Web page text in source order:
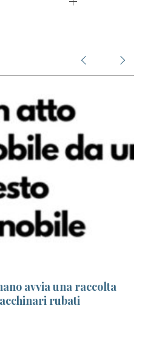
avvia una raccolta
rubati